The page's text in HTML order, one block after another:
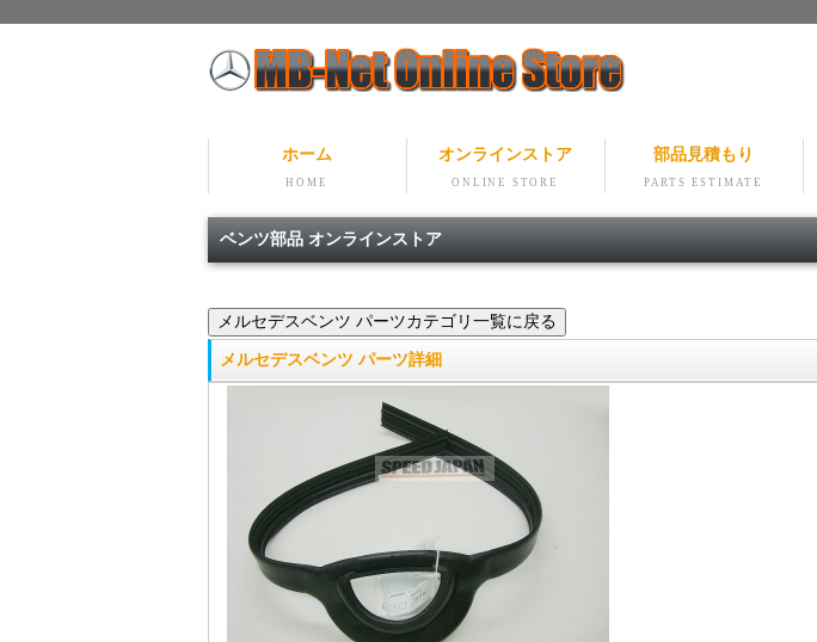
ホーム
HOME
オンラインストア
ONLINE STORE
部品見積もり
PARTS ESTIMATE
ベンツ部品 オンラインストア
メルセデスベンツ パーツ詳細